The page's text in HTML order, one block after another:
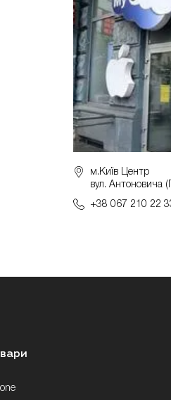
м.Київ Центр
вул. Антоновича
+38 067 210 22